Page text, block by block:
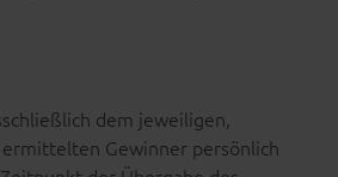
dem jeweiligen,
Gewinner persönlich